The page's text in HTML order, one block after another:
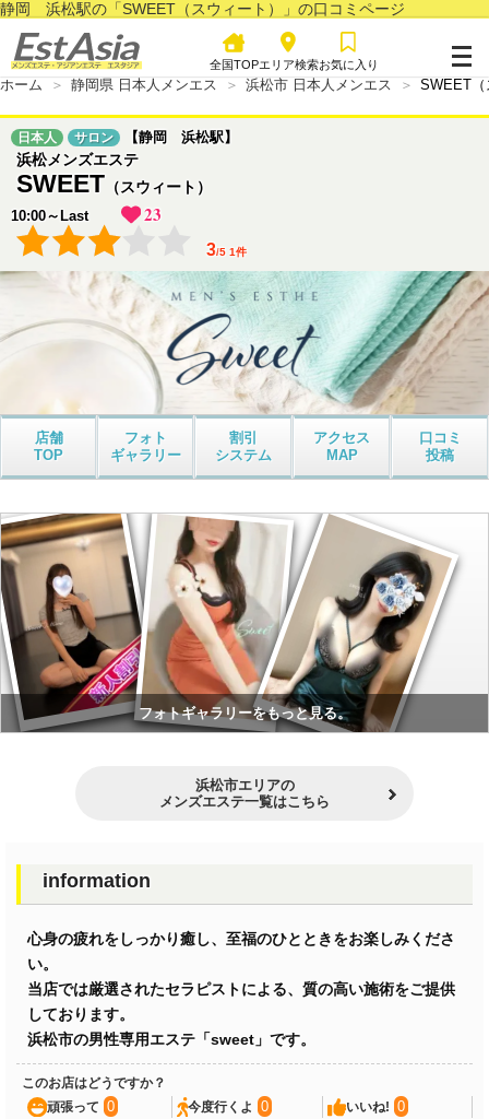
静岡 浜松駅の「SWEET（スウィート）」の口コミページ
全国TOPエリア検索お気に入り
ホーム 静岡県 日本人メンエス 浜松市 日本人メンエス SWEET
日本人 サロン 【静岡 浜松駅】
浜松メンズエステ
SWEET （スウィート）
10:00～Last 23
3/5 1件
店舗
TOP
フォト
ギャラリー
割引
システム
アクセス
MAP
口コミ
投稿
フォトギャラリーをもっと見る。
浜松市エリアの
メンズエステ一覧はこちら
information
心身の疲れをしっかり癒し、至福のひとときをお楽しみくださ
い。
当店では厳選されたセラピストによる、質の高い施術をご提供
しております。
浜松市の男性専用エステ「sweet」です。
このお店はどうですか？
頑張って 0 今度行くよ 0 いいね! 0